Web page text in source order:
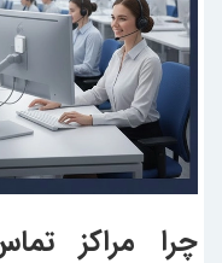
چرا مراکز